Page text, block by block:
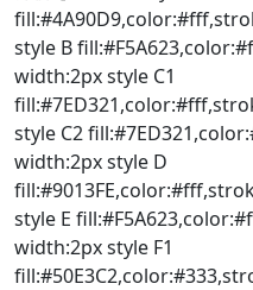
style B
width:2px style C1
style C2
width:2px style D
style E
width:2px style F1